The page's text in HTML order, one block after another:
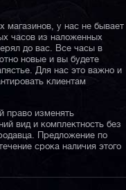
магазинов, у нас не бывает
часов из наложенных
до вас. Все часы в
новые и вы будете
Для нас это важно и
клиентам
право изменять
вид и комплектность без
Предложение по
срока наличия этого